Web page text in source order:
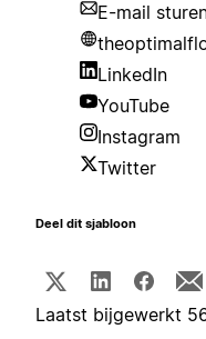
E-mail
LinkedIn
YouTube
Instagram
Twitter
Deel dit sjabloon
Laatst bijgewerkt